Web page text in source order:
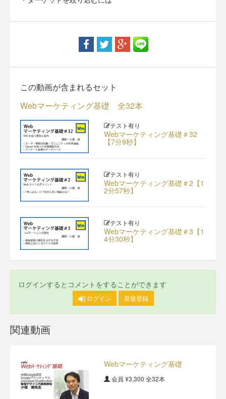
この動画が含まれるセット
Webマーケティング基礎 全32本
テスト有り
Webマーケティング基礎＃32
【7分9秒】
テスト有り
Webマーケティング基礎＃2【1
2分57秒】
テスト有り
Webマーケティング基礎＃3【1
4分30秒】
ログインするとコメントをすることができます
ログイン 新規登録
関連動画
Webマーケティング基礎
会員 ¥3,300 全32本